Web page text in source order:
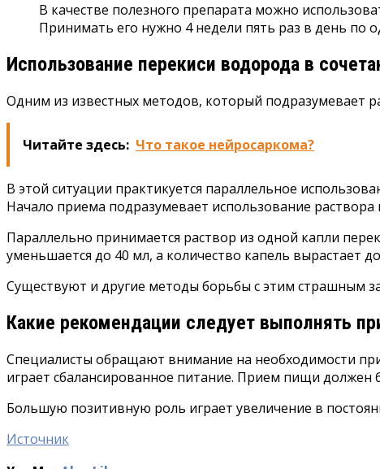
В качестве полезного препарата можно
Принимать его нужно 4 недели пять раз в день по
Использование перекиси водорода в
Одним из известных методов, который подразумевает
Читайте здесь: Что такое нейросаркома?
В этой ситуации практикуется параллельное
Начало приема подразумевает использование
Параллельно принимается раствор из одной капли
уменьшается до 40 мл, а количество капель вырастает
Существуют и другие методы борьбы с этим страшным
Какие рекомендации следует выполнять
Специалисты обращают внимание на необходимости
играет сбалансированное питание. Прием пищи
Большую позитивную роль играет увеличение в
Источник